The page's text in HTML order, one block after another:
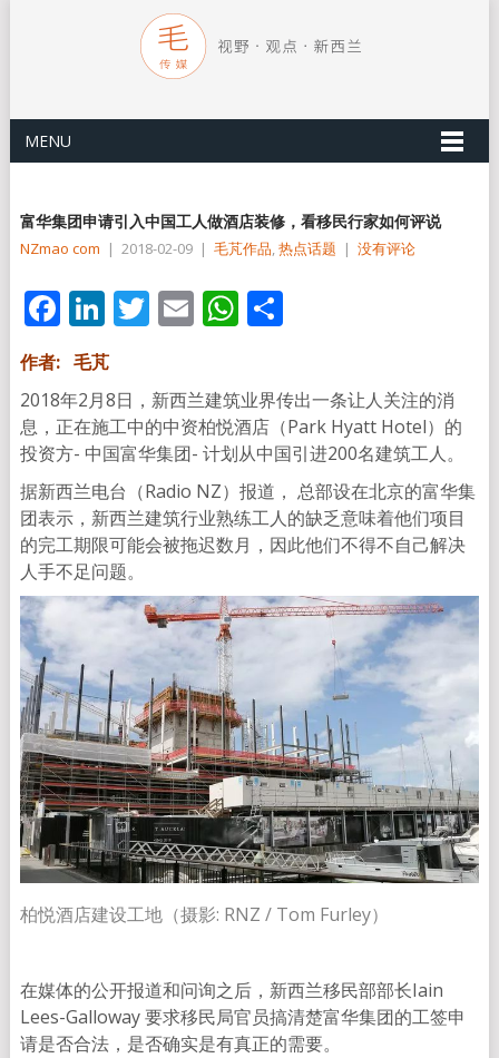
MENU
富华集团申请引入中国工人做酒店装修，看移民行家如何评说
NZmao com | 2018-02-09 | 毛芃作品,热点话题 | 没有评论
Facebook
LinkedIn
Twitter
EmailWhatsApp
分
作者: 毛芃
2018年2月8日，新西兰建筑业界传出一条让人关注的消
息，正在施工中的中资柏悦酒店（Park Hyatt Hotel）的
投资方- 中国富华集团- 计划从中国引进200名建筑工人。
据新西兰电台（Radio NZ）报道， 总部设在北京的富华集
团表示，新西兰建筑行业熟练工人的缺乏意味着他们项目
的完工期限可能会被拖迟数月，因此他们不得不自己解决
人手不足问题。
柏悦酒店建设工地（摄影: RNZ / Tom Furley）
在媒体的公开报道和问询之后，新西兰移民部部长Iain
Lees-Galloway 要求移民局官员搞清楚富华集团的工签申
请是否合法，是否确实是有真正的需要。